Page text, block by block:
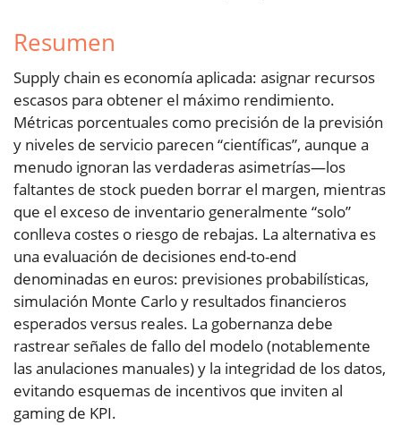
Resumen
Supply chain es economía aplicada: asignar recursos
escasos para obtener el máximo rendimiento.
Métricas porcentuales como precisión de la previsión
y niveles de servicio parecen “científicas”, aunque a
menudo ignoran las verdaderas asimetrías—los
faltantes de stock pueden borrar el margen, mientras
que el exceso de inventario generalmente “solo”
conlleva costes o riesgo de rebajas. La alternativa es
una evaluación de decisiones end-to-end
denominadas en euros: previsiones probabilísticas,
simulación Monte Carlo y resultados financieros
esperados versus reales. La gobernanza debe
rastrear señales de fallo del modelo (notablemente
las anulaciones manuales) y la integridad de los datos,
evitando esquemas de incentivos que inviten al
gaming de KPI.